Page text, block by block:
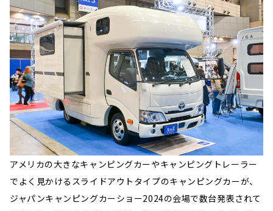
アメリカの大きなキャンピングカーやキャンピングトレーラー
でよく見かけるスライドアウトタイプのキャンピングカーが、
ジャパンキャンピングカーショー2024の会場で数台発表されて